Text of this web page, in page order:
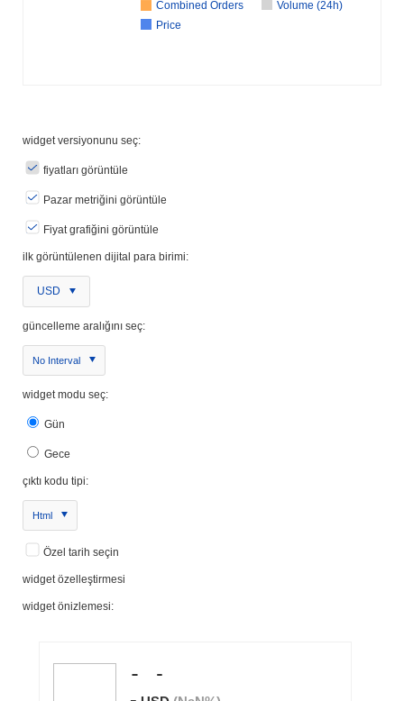
Combined Orders
Volume (24h)
Price
widget versiyonunu seç:
fiyatları görüntüle
Pazar metriğini görüntüle
Fiyat grafiğini görüntüle
ilk görüntülenen dijital para birimi:
USD
güncelleme aralığını seç:
No Interval
widget modu seç:
Gün
Gece
çıktı kodu tipi:
Html
Özel tarih seçin
widget özelleştirmesi
widget önizlemesi: